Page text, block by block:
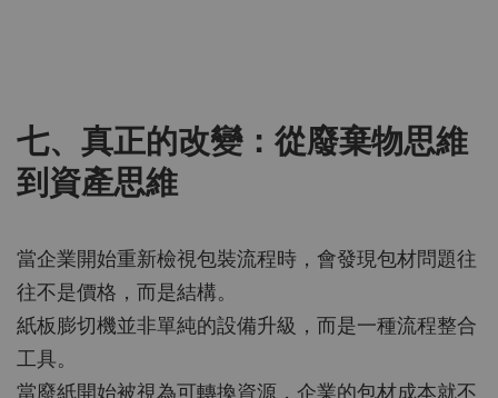
七、真正的改變：從廢棄物思維
到資產思維
當企業開始重新檢視包裝流程時，會發現包材問題往
往不是價格，而是結構。
紙板膨切機並非單純的設備升級，而是一種流程整合
工具。